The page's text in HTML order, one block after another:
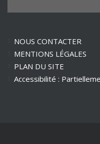
NOUS CONTACTER
MENTIONS LÉGALES
PLAN DU SITE
Accessibilité :